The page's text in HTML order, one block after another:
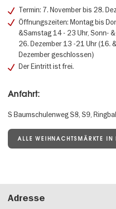
Termin: 7. November bis 28.
Öffnungszeiten: Montag bis
&Samstag 14 - 23 Uhr, Sonn-
26. Dezember 13 -21 Uhr (16.
Dezember geschlossen)
Der Eintritt ist frei.
Anfahrt:
S Baumschulenweg S8, S9,
ALLE WEIHNACHTSMÄRKTE IN
Adresse